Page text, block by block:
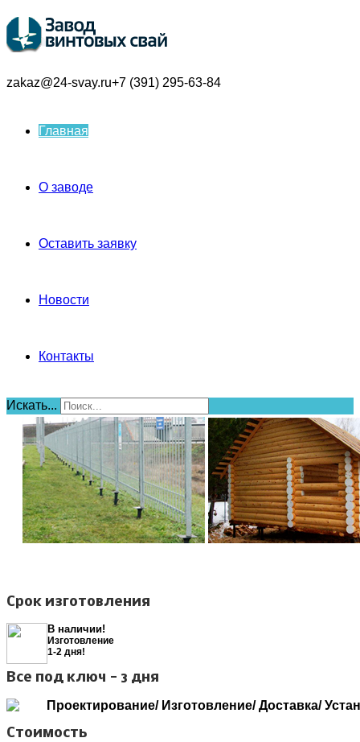
zakaz@24-svay.ru+7 (391) 295-63-84
Главная
О заводе
Оставить заявку
Новости
Контакты
Искать...
Срок изготовления
В наличии!
Изготовление
1-2 дня!
Все под ключ - 3 дня
Проектирование/ Изготовление/ Доставка/
Стоимость